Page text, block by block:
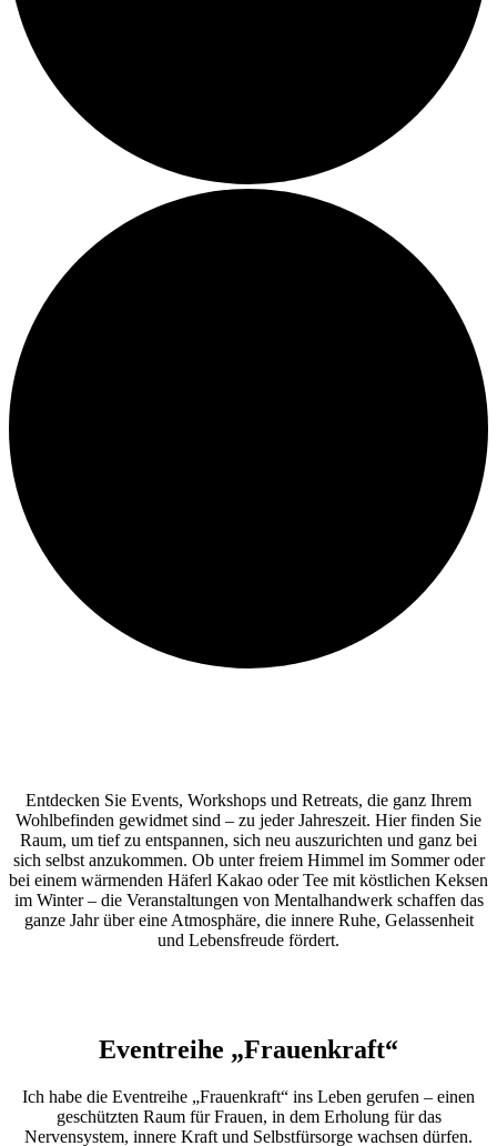
Entdecken Sie Events, Workshops und Retreats, die ganz Ihrem
Wohlbefinden gewidmet sind – zu jeder Jahreszeit. Hier finden Sie
Raum, um tief zu entspannen, sich neu auszurichten und ganz bei
sich selbst anzukommen. Ob unter freiem Himmel im Sommer oder
bei einem wärmenden Häferl Kakao oder Tee mit köstlichen Keksen
im Winter – die Veranstaltungen von Mentalhandwerk schaffen das
ganze Jahr über eine Atmosphäre, die innere Ruhe, Gelassenheit
und Lebensfreude fördert.
Eventreihe „Frauenkraft“
Ich habe die Eventreihe „Frauenkraft“ ins Leben gerufen – einen
geschützten Raum für Frauen, in dem Erholung für das
Nervensystem, innere Kraft und Selbstfürsorge wachsen dürfen.